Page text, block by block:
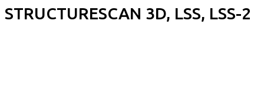
STRUCTURESCAN 3D, LSS, LSS-2